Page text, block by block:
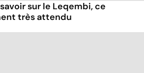
sur le Leqembi, ce
très attendu